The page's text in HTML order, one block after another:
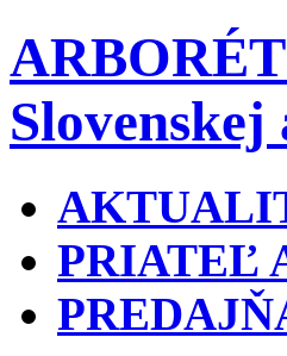
Slovenskej
PRIATEĽ